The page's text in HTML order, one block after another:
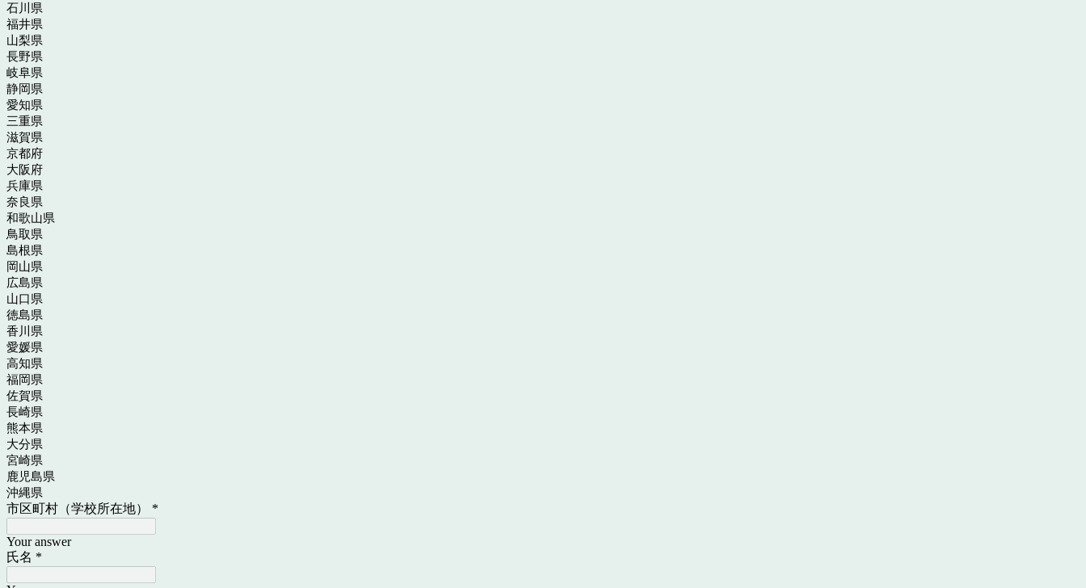
石川県
福井県
山梨県
長野県
岐阜県
静岡県
愛知県
三重県
滋賀県
京都府
大阪府
兵庫県
奈良県
和歌山県
鳥取県
島根県
岡山県
広島県
山口県
徳島県
香川県
愛媛県
高知県
福岡県
佐賀県
長崎県
熊本県
大分県
宮崎県
鹿児島県
沖縄県
市区町村（学校所在地） *
Your answer
氏名 *